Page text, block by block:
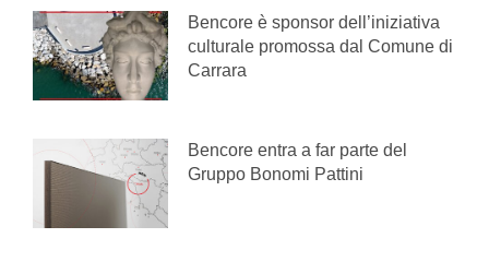
Bencore è sponsor dell’iniziativa
culturale promossa dal Comune di
Carrara
Bencore entra a far parte del
Gruppo Bonomi Pattini